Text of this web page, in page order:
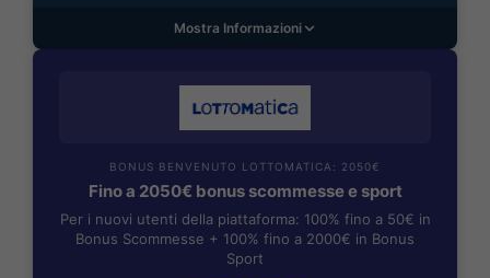
Mostra Informazioni
BONUS BENVENUTO LOTTOMATICA: 2050€
Fino a 2050€ bonus scommesse e sport
Per i nuovi utenti della piattaforma: 100% fino a 50€ in
Bonus Scommesse + 100% fino a 2000€ in Bonus
Sport